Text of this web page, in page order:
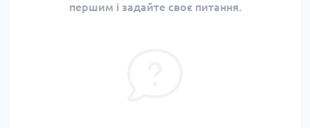
першим і задайте своє питання.